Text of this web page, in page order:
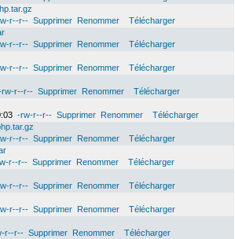
r--r-- Supprimer Renommer
Télécharger
r--r-- Supprimer Renommer
Télécharger
r--r-- Supprimer Renommer
Télécharger
rw-r--r-- Supprimer Renommer
Télécharger
-rw-r--r-- Supprimer Renommer
Télécharger
r--r-- Supprimer Renommer
Télécharger
r--r-- Supprimer Renommer
Télécharger
r--r-- Supprimer Renommer
Télécharger
r--r-- Supprimer Renommer
Télécharger
r--r-- Supprimer Renommer
Télécharger